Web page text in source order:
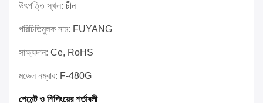
উৎপত্তি স্থল: চীন
পরিচিতিমুলক নাম: FUYANG
সাক্ষ্যদান: Ce, RoHS
মডেল নম্বার: F-480G
পেমেন্ট ও শিপিংয়ের শর্তাবলী